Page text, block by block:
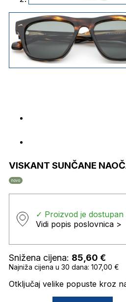
VISKANT SUNČANE
novo
✓ Proizvod je
Vidi popis poslovnica >
Snižena cijena: 85,60 €
Najniža cijena u 30 dana: 107,00 €
Otključaj velike popuste kroz